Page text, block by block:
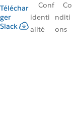
Téléchar
ger
Slack
Conf
identi
alité
Co
nditi
ons